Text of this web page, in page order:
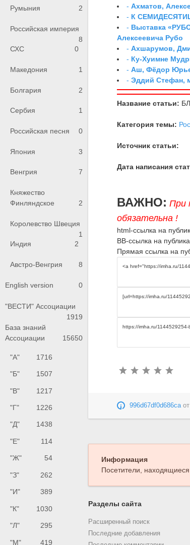
Румыния 2
Российская империя
8
СХС
0
Македония 1
Болгария 2
Сербия 1
Российская песня 0
Япония 3
Венгрия 7
Княжество
Финляндское
2
Королевство Швеция
1
Индия
2
Австро-Венгрия 8
English version 0
"ВЕСТИ" Ассоциации
1919
База знаний
Ассоциации
15650
"А" 1716
"Б" 1507
"В" 1217
"Г" 1226
"Д" 1438
"Е" 114
"Ж" 54
"З" 262
"И" 389
"К" 1030
"Л" 295
"М" 419
-Ахматов,
- К
- Выставка
Алексеевича Рубо
-Ахшарумов,
- Ку-Хуимне
-Аш, Фёдор
-Эддий Стефан,
Название статьи:
Категория темы:
Источник статьи:
Дата написания
ВАЖНО: При
обязательна !
html-ссылка на
BB-ссылка на
Прямая ссылка на
996d67df0d686caот
Информация
Посетители, находящиеся
Разделы сайта
Расширенный поиск
Последние добавления